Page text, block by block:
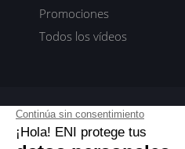
Promociones
Todos los vídeos
ENI elearning
E-formaciones en 5 idiomas